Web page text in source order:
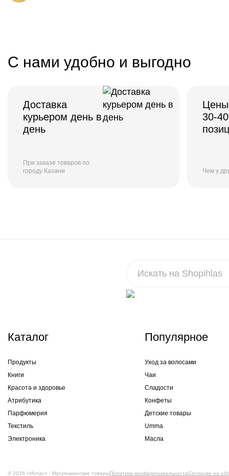
С нами удобно и выгодно
Доставка
курьером день в
день
При заказе товаров по
городу Казани
30-
Чем у
Каталог
Продукты
Книги
Красота и здоровье
Атрибутика
Парфюмерия
Текстиль
Электроника
Популярное
Уход за волосами
Чаи
Сладости
Конфеты
Детские товары
Umma
Масла
© 2026 «Ихлас» - Мусульманские товарыПолитика конфиденциальностиСогласие на